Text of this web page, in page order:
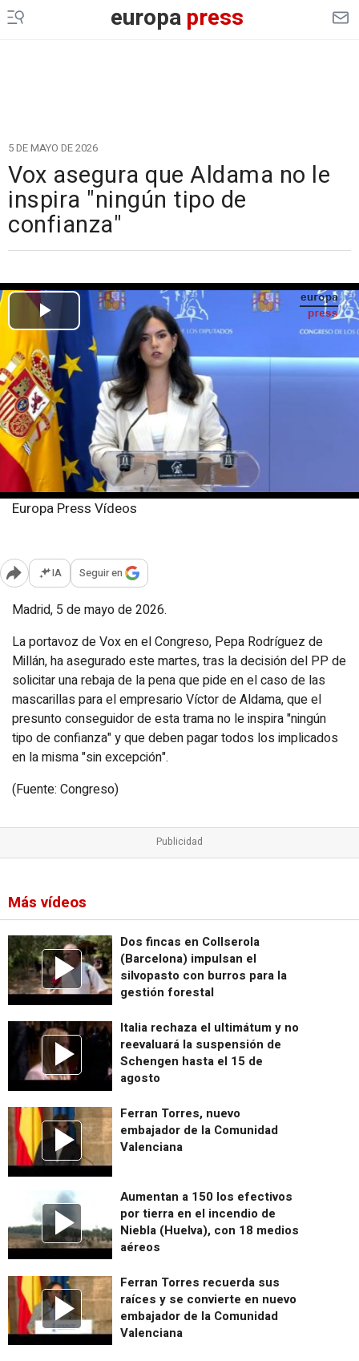
europapress
5 DE MAYO DE 2026
Vox asegura que Aldama no le
inspira "ningún tipo de
confianza"
Europa Press Vídeos
Abrir opciones para compartir
IA Seguir en
Madrid, 5 de mayo de 2026.
La portavoz de Vox en el Congreso, Pepa Rodríguez de
Millán, ha asegurado este martes, tras la decisión del PP de
solicitar una rebaja de la pena que pide en el caso de las
mascarillas para el empresario Víctor de Aldama, que el
presunto conseguidor de esta trama no le inspira "ningún
tipo de confianza" y que deben pagar todos los implicados
en la misma "sin excepción".
(Fuente: Congreso)
Más vídeos
Dos fincas en Collserola
(Barcelona) impulsan el
silvopasto con burros para la
gestión forestal
Italia rechaza el ultimátum y no
reevaluará la suspensión de
Schengen hasta el 15 de
agosto
Ferran Torres, nuevo
embajador de la Comunidad
Valenciana
Aumentan a 150 los efectivos
por tierra en el incendio de
Niebla (Huelva), con 18 medios
aéreos
Ferran Torres recuerda sus
raíces y se convierte en nuevo
embajador de la Comunidad
Valenciana